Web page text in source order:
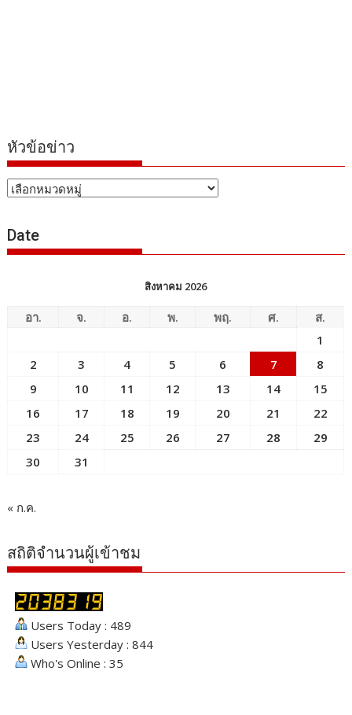
หัวข้อข่าว
หัวข้อ
Date
สิงหาคม 2026
อา. จ. อ. พ. พฤ. ศ.
ส.
1
2
3 4 5 6 7
8
9
10 11 12 13 14
15
16
17 18 19 20 21
22
23
24 25 26 27 28
29
30
31
« ก.ค.
สถิติจำนวนผู้เข้าชม
Users Today : 489
Users Yesterday : 844
Who's Online : 35